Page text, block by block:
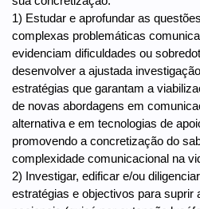
1) Estudar e aprofundar as
complexas problemáticas
evidenciam dificuldades ou
desenvolver a ajustada
estratégias que garantam a
de novas abordagens em
alternativa e em tecnologias de
promovendo a concretização do
complexidade comunicacional na
2) Investigar, edificar e/ou
estratégias e objectivos para suprir